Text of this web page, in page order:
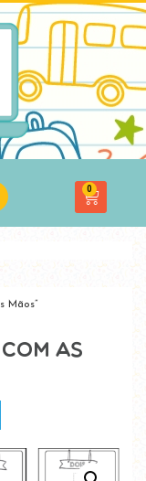
0
Mãos”
as